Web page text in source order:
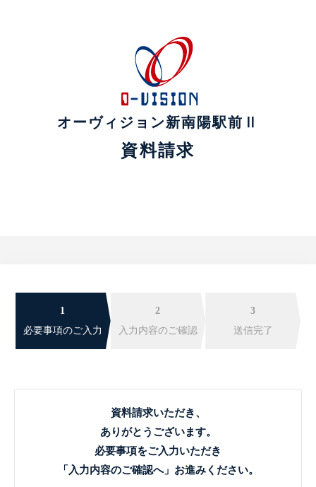
オーヴィジョン新南陽駅前Ⅱ
資料請求
1
必要事項のご入力
2
入力内容のご確認
3
送信完了
資料請求いただき、
ありがとうございます。
必要事項をご入力いただき
「入力内容のご確認へ」お進みください。